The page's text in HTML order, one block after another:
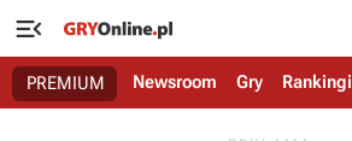

PREMIUM Newsroom Gry Rankingi